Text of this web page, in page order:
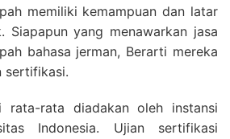
memiliki kemampuan dan latar
Siapapun yang menawarkan jasa
bahasa jerman, Berarti mereka
sertifikasi.
rata-rata diadakan oleh instansi
Indonesia. Ujian sertifikasi